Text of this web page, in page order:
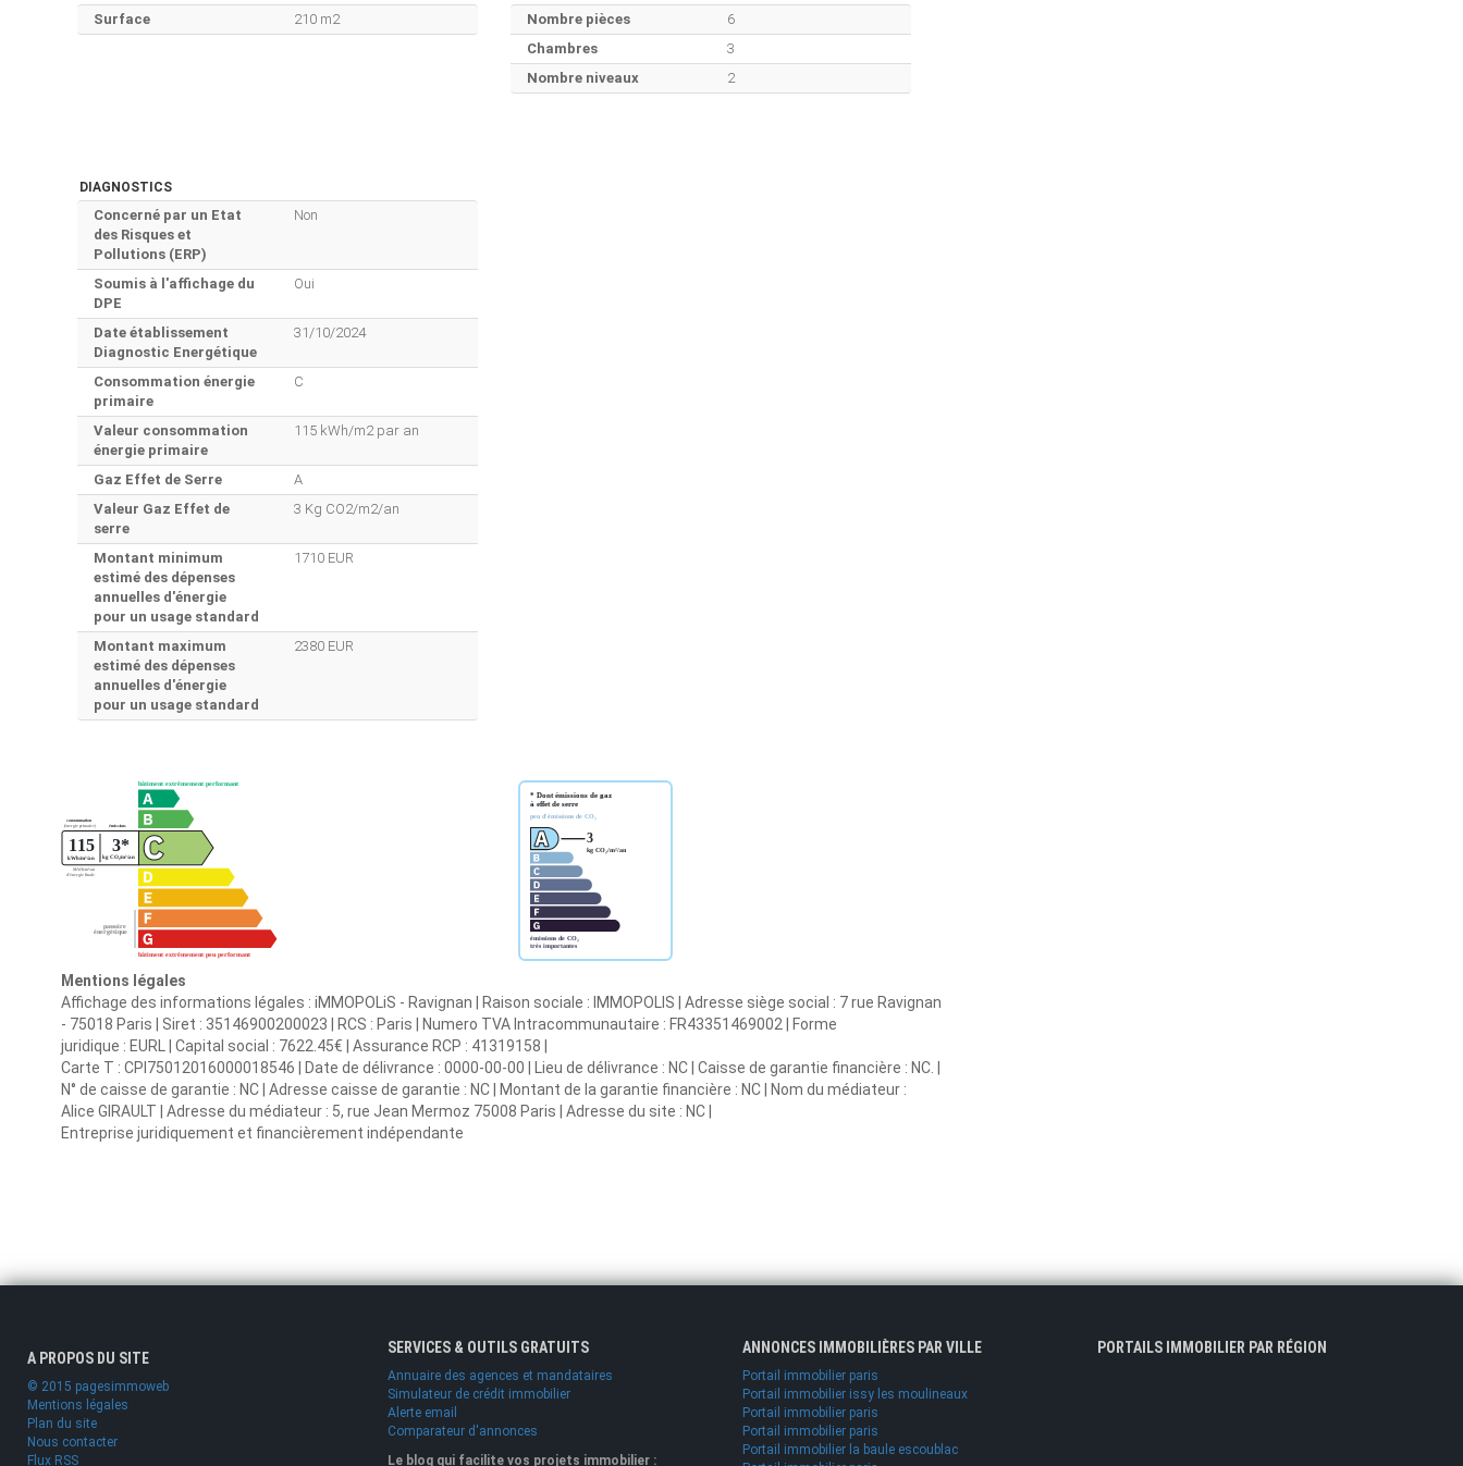
Surface 210 m2 Nombre pièces
6
Chambres
3
Nombre niveaux
2
DIAGNOSTICS
Concerné par un Etat
des Risques et
Pollutions (ERP)
Non
Soumis à l'affichage du
DPE
Oui
Date établissement
Diagnostic Energétique
31/10/2024
Consommation énergie
primaire
C
Valeur consommation
énergie primaire
115 kWh/m2 par an
Gaz Effet de Serre
A
Valeur Gaz Effet de
serre
3 Kg CO2/m2/an
Montant minimum
estimé des dépenses
annuelles d'énergie
pour un usage standard
1710 EUR
Montant maximum
estimé des dépenses
annuelles d'énergie
pour un usage standard
2380 EUR
Mentions légales
Affichage des informations légales : iMMOPOLiS - Ravignan | Raison sociale : IMMOPOLIS | Adresse siège social : 7 rue Ravignan
- 75018 Paris | Siret : 35146900200023 | RCS : Paris | Numero TVA Intracommunautaire : FR43351469002 | Forme
juridique : EURL | Capital social : 7622.45€ | Assurance RCP : 41319158 |
Carte T : CPI75012016000018546 | Date de délivrance : 0000-00-00 | Lieu de délivrance : NC | Caisse de garantie financière : NC. |
N° de caisse de garantie : NC | Adresse caisse de garantie : NC | Montant de la garantie financière : NC | Nom du médiateur :
Alice GIRAULT | Adresse du médiateur : 5, rue Jean Mermoz 75008 Paris | Adresse du site : NC |
Entreprise juridiquement et financièrement indépendante
A PROPOS DU SITE
© 2015 pagesimmoweb
Mentions légales
Plan du site
Nous contacter
Flux RSS
SERVICES & OUTILS GRATUITS
Annuaire des agences et mandataires
Simulateur de crédit immobilier
Alerte email
Comparateur d'annonces
Le blog qui facilite vos projets immobilier :
ANNONCES IMMOBILIÈRES PAR VILLE
Portail immobilier paris
Portail immobilier issy les moulineaux
Portail immobilier paris
Portail immobilier paris
Portail immobilier la baule escoublac
PORTAILS IMMOBILIER PAR RÉGION